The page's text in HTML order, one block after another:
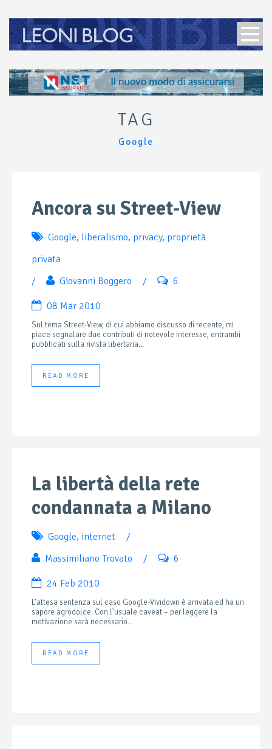
TAG
Google
Ancora su Street-View
Google, liberalismo, privacy, proprietà
privata
/
Giovanni Boggero / 6
08 Mar 2010
Sul tema Street-View, di cui abbiamo discusso di recente, mi
piace segnalare due contributi di notevole interesse, entrambi
pubblicati sulla rivista libertaria...
READ MORE
La libertà della rete
condannata a Milano
Google, internet
/
Massimiliano Trovato
/ 6
24 Feb 2010
L’attesa sentenza sul caso Google-Vividown è arrivata ed ha un
sapore agrodolce. Con l’usuale caveat – per leggere la
motivazione sarà necessario...
READ MORE